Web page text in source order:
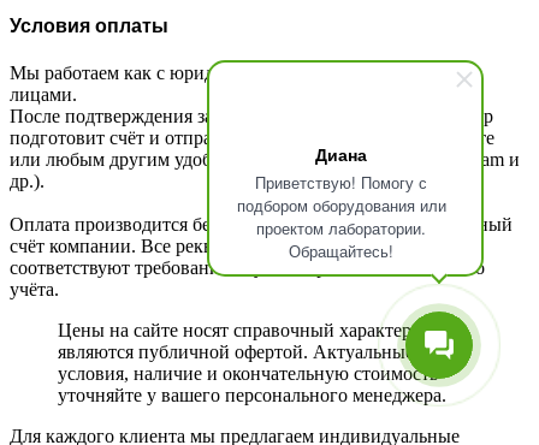
Диана
Приветствую! Помогу с
подбором оборудования или
проектом лаборатории.
Обращайтесь!
Условия оплаты
Мы работаем как с юридическими, так и с физическими
лицами.
После подтверждения заказа ваш персональный менеджер
подготовит счёт и отправит его вам по электронной почте
или любым другим удобным способом (WhatsApp, Telegram и
др.).
Оплата производится безналичным переводом на расчётный
счёт компании. Все реквизиты указаны в счёте и
соответствуют требованиям бухгалтерского и налогового
учёта.
Цены на сайте носят справочный характер и не
являются публичной офертой. Актуальные
условия, наличие и окончательную стоимость
уточняйте у вашего персонального менеджера.
Для каждого клиента мы предлагаем индивидуальные